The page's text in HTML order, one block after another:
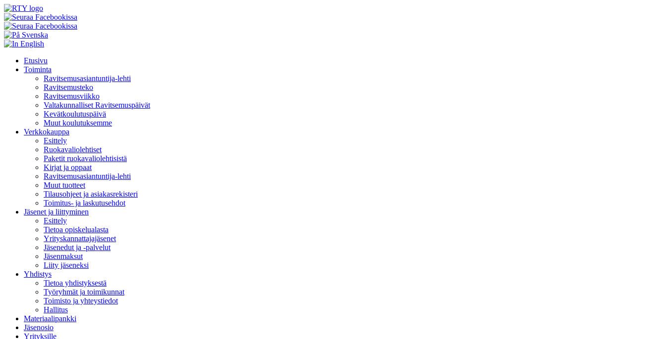
Skip
Etusivu
Toiminta
Ravitsemusasiantuntija-lehti
Ravitsemusteko
Ravitsemusviikko
Valtakunnalliset Ravitsemuspäivät
Kevätkoulutuspäivä
Muut koulutuksemme
Verkkokauppa
Esittely
Ruokavaliolehtiset
Paketit ruokavaliolehtisistä
Kirjat ja oppaat
Ravitsemusasiantuntija-lehti
Muut tuotteet
Tilausohjeet ja asiakasrekisteri
Toimitus- ja laskutusehdot
Jäsenet ja liittyminen
Esittely
Tietoa opiskelualasta
Yrityskannattajajäsenet
Jäsenedut ja -palvelut
Jäsenmaksut
Liity jäseneksi
Yhdistys
Tietoa yhdistyksestä
Työryhmät ja toimikunnat
Toimisto ja yhteystiedot
Hallitus
Materiaalipankki
Jäsenosio
Yrityksille